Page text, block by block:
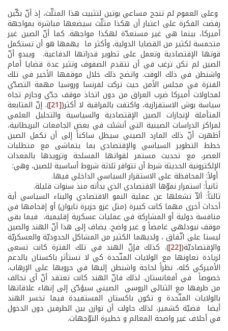
وعلى العموم لم تنجح مساعي بوتين لتثبيت هذا المثلّث، إذ أنّ بكّين
رفضت الفكرة على اعتبار أن هكذا مثلّث سيضعها مباشرة بمواجهة
أميركا، بينما هي غير مستعدّة لهكذا مواجهة. كما أنّ الصين غير
متحمسة لكثير من القضايا الدولية، وأكثر ما يهمها هو أن تستكمل
قوتها الإقتصادية وتعمل على تطوير قدراتها الدفاعية. ويبدو أنّ
الصين لم تكن ترغب في أن تتقدم الصفوف وتثير عدة قضايا أمام
واشنطن في ذلك الوقت. واتضح ذلك خلال موقفها الأخير في تلك
الفترة في مجلس الأمن حيث تركت لفرنسا وروسيا مهمة التصدّي
لمحاولات أميركا ضرب العراق من دون اتخاذ موقف جدّي وحازم تجاه
سياسة بوش الاستفزازية، واكتفت بالمراقبة لا أكثر([21] ). إنّ المتابعة
المتأملة لإنجازات الصين الإقتصادية والسياسية والتحليل العلمي
لمراكز الدراسات الصينية التي أنشئت في بعض الجامعات البريطانية،
أظهرت أنّ ذلك المارد الصيني سيظل ساكناً إلى أن تكمل الصين
خطط التطوير السياسي والإقتصادي بما يتماشى مع متطلبات
العصر، مع تحديث مستمر لقواتها المسلحة وتزويدها بالمعدات
الإلكترونية الحديثة شرط أن تتوافر ثلاثة شروط أساسية للصين، وهي:
أولاً: المحافظة على الاستقرار السياسي الداخلي فيها.
ثانياً: استمرار نموّها الاقتصادي الذي بدأته منذ سنوات قليلة.
ثالثاً: ألاّ تشغلها عن عملية النمو الاقتصادي والبناء السياسي أية
أحداث أخرى مهما كانت كبيرة (مثل غزو جزيرة تايوان) أو إقحامها في
منافسة دولية أو المشاركة في عمليات عسكرية إقليمية، فيما بقي
موقف نيودلهي غامضاً و غير واضح. يضاف إلى هذا أنّ الهند والصين
ليستا على اتّفاق ، ولديهما الكثير من المشاكل الحدوديّة والعسكريّة
والإقتصاديّة([22] ). كذلك فإنّ الهند في تلك الفترة كانت تسعى
لزيادة تعاونها مع الولايات المتّحدة كي لا تستأثر باكستان بالدعم
الأميركي كله، نظراً لحاجة واشنطن إليها في حروبها على الإرهاب،
خصوصاً في أفغانستان. لذلك فانّ الهند كانت تعتقد أنّ أي تحالف
من طرفها مع الثنائي الروسي الصيني سيؤدّي إلى إنهاء علاقاتها
بالولايات المتّحدة و تكون باكستان المستفيدة فيما تخسر الهند
أيضا قضيّة كشمير، لذلك حاولت أن توازن بين الطرفين دون الدخول
في أحلاف غير واضحة المعالم و خطيرة التوّجهات.